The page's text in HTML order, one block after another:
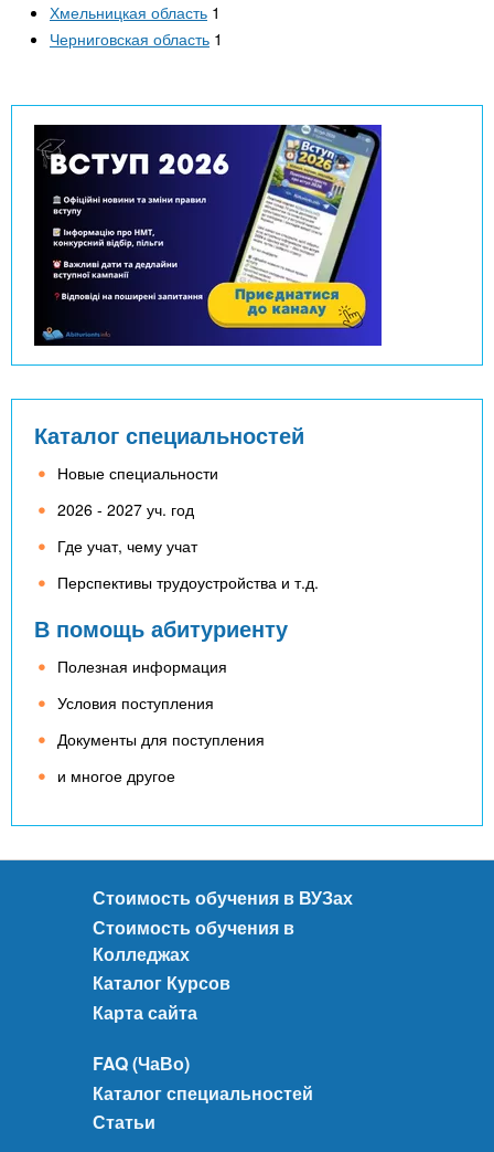
Хмельницкая область 1
Черниговская область 1
Каталог специальностей
Новые специальности
2026 - 2027 уч. год
Где учат, чему учат
Перспективы трудоустройства и т.д.
В помощь абитуриенту
Полезная информация
Условия поступления
Документы для поступления
и многое другое
Стоимость обучения в ВУЗах
Стоимость обучения в
Колледжах
Каталог Курсов
Карта сайта
FAQ (ЧаВо)
Каталог специальностей
Статьи